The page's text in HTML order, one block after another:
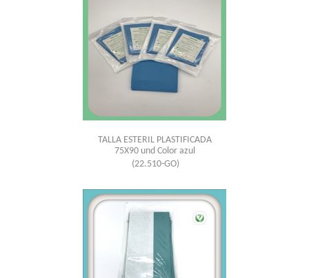
TALLA ESTERIL PLASTIFICADA
75X90 und Color azul
(22.510-GO)